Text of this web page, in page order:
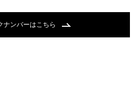
ナンバーはこちら